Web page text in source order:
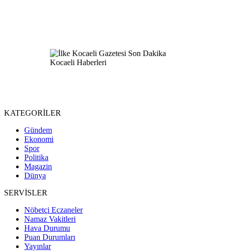
KATEGORİLER
Gündem
Ekonomi
Spor
Politika
Magazin
Dünya
SERVİSLER
Nöbetçi Eczaneler
Namaz Vakitleri
Hava Durumu
Puan Durumları
Yayınlar